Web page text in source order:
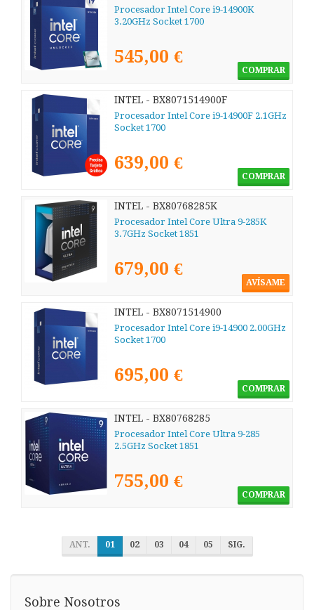
Procesador Intel Core i9-14900K
3.20GHz Socket 1700
545,00 €
COMPRAR
INTEL - BX8071514900F
Procesador Intel Core i9-14900F 2.1GHz
Socket 1700
639,00 €
COMPRAR
INTEL - BX80768285K
Procesador Intel Core Ultra 9-285K
3.7GHz Socket 1851
679,00 €
AVÍSAME
INTEL - BX8071514900
Procesador Intel Core i9-14900 2.00GHz
Socket 1700
695,00 €
COMPRAR
INTEL - BX80768285
Procesador Intel Core Ultra 9-285
2.5GHz Socket 1851
755,00 €
COMPRAR
ANT. 01 02 03 04 05 SIG.
Sobre Nosotros